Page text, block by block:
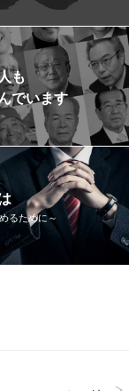
も
でいます
るために～